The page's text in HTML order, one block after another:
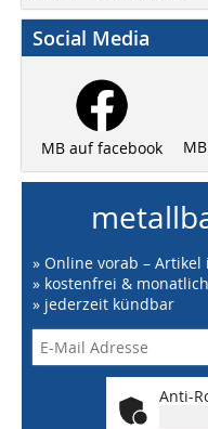
Social Media
MB auf facebook
» Online vorab –
» kostenfrei & monatlich
» jederzeit kündbar
Anti-